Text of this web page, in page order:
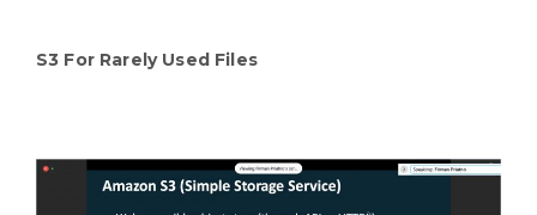
S3 For Rarely Used Files